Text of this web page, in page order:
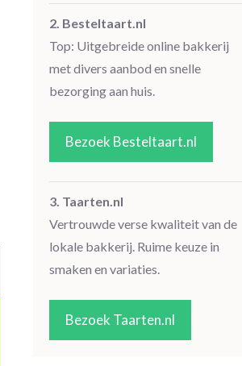
2. Besteltaart.nl
Top: Uitgebreide online bakkerij
met divers aanbod en snelle
bezorging aan huis.
Bezoek Besteltaart.nl
3. Taarten.nl
Vertrouwde verse kwaliteit van de
lokale bakkerij. Ruime keuze in
smaken en variaties.
Bezoek Taarten.nl